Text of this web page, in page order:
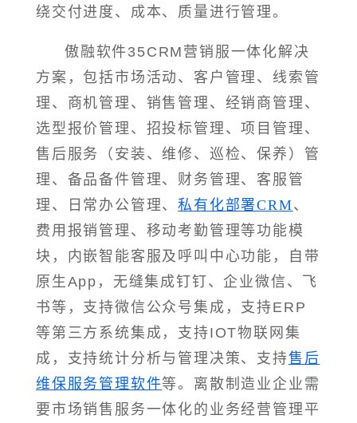
绕交付进度、成本、质量进行管理。
傲融软件35CRM营销服一体化解决
方案，包括市场活动、客户管理、线索管
理、商机管理、销售管理、经销商管理、
选型报价管理、招投标管理、项目管理、
售后服务（安装、维修、巡检、保养）管
理、备品备件管理、财务管理、客服管
理、日常办公管理、私有化部署CRM、
费用报销管理、移动考勤管理等功能模
块，内嵌智能客服及呼叫中心功能，自带
原生App，无缝集成钉钉、企业微信、飞
书等，支持微信公众号集成，支持ERP
等第三方系统集成，支持IOT物联网集
成，支持统计分析与管理决策、支持售后
维保服务管理软件等。离散制造业企业需
要市场销售服务一体化的业务经营管理平